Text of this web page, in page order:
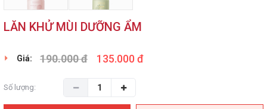
LĂN KHỬ MÙI DƯỠNG ẨM
Giá: 190.000 đ 135.000 đ
Số lượng: